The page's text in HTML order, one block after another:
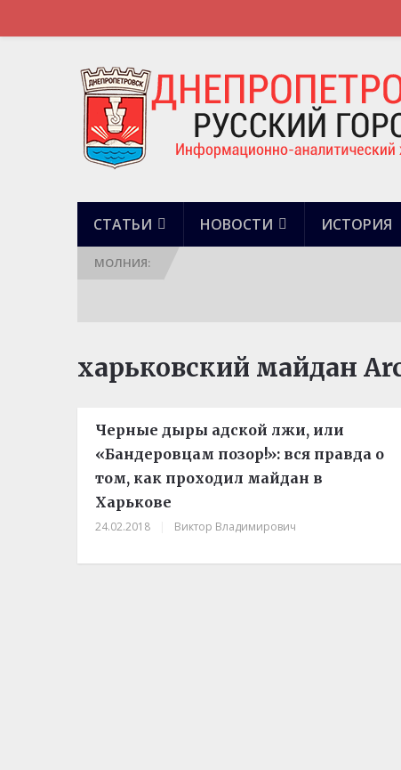
СТАТЬИ НОВОСТИ ИСТОРИЯ
МОЛНИЯ:
харьковский майдан
Черные дыры адской лжи, или
«Бандеровцам позор!»: вся правда о
том, как проходил майдан в
Харькове
24.02.2018 Виктор Владимирович